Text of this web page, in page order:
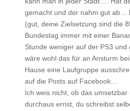
gemacht und der nahm gut ab…
(gut, deine Zielsetzung sind die
Bundestag immer mit einer
Stunde weniger auf der PS3
wäre wohl das für an Ansturm
Hause eine Laufgruppe
auf die Posts auf Facebook…
Ich weis nicht, ob das
durchaus ernst, du schreibst